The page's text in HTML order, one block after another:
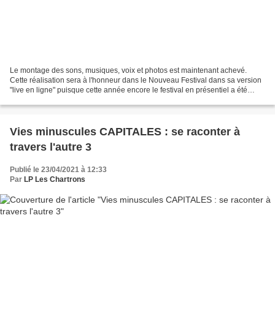
Le montage des sons, musiques, voix et photos est maintenant achevé.
Cette réalisation sera à l'honneur dans le Nouveau Festival dans sa version
"live en ligne" puisque cette année encore le festival en présentiel a été
Vies minuscules CAPITALES : se raconter à
travers l'autre 3
Publié le 23/04/2021 à 12:33
Par LP Les Chartrons